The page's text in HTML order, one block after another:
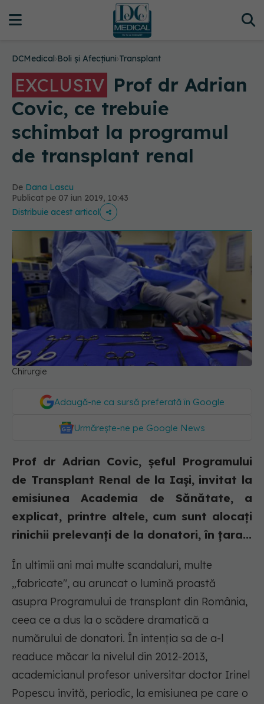
DCMedical›Boli și Afecțiuni›Transplant
EXCLUSIV Prof dr Adrian
Covic, ce trebuie
schimbat la programul
de transplant renal
De Dana Lascu
Publicat pe 07 iun 2019, 10:43
Distribuie acest articol
Chirurgie
Adaugă-ne ca sursă preferată în Google
Urmărește-ne pe Google News
Prof dr Adrian Covic, șeful Programului
de Transplant Renal de la Iași, invitat la
emisiunea Academia de Sănătate, a
explicat, printre altele, cum sunt alocați
rinichii prelevanți de la donatori, în țara...
În ultimii ani mai multe scandaluri, multe
„fabricate", au aruncat o lumină proastă
asupra Programului de transplant din România,
ceea ce a dus la o scădere dramatică a
numărului de donatori. În intenția sa de a-l
readuce măcar la nivelul din 2012-2013,
academicianul profesor universitar doctor Irinel
Popescu invită, periodic, la emisiunea pe care o